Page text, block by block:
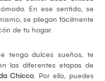
En ese sentido, se
se pliegan fácilmente
de tu hogar.
tenga dulces sueños, te
las diferentes etapas de
Chicco. Por ello, puedes